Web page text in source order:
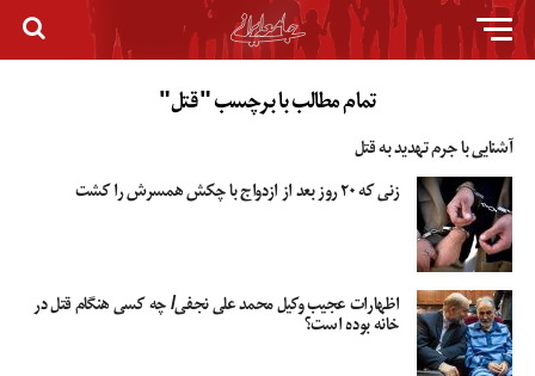
تمام مطالب با برچسب "قتل"
آشنایی با جرم تهدید به قتل
زنی که ۲۰ روز بعد از ازدواج با چکش همسرش را کشت
اظهارات عجیب وکیل محمد علی نجفی/ چه کسی هنگام قتل در
خانه بوده است؟